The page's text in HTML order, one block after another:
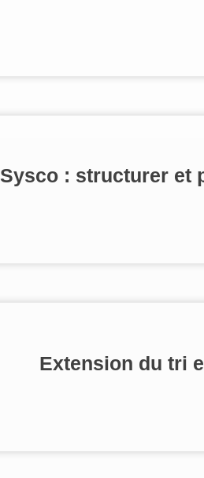
Sysco : structurer et
Extension du tri